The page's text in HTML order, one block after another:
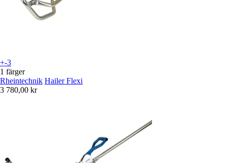
+-3
1 färger
Rheintechnik Hailer Flexi
3 780,00 kr